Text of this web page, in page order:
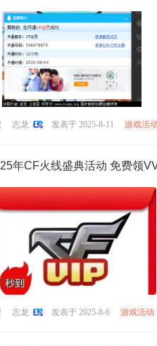
志龙 发表于 2025-8-11 游戏活动
年CF火线盛典活动 免费领
志龙 发表于 2025-8-6 游戏活动